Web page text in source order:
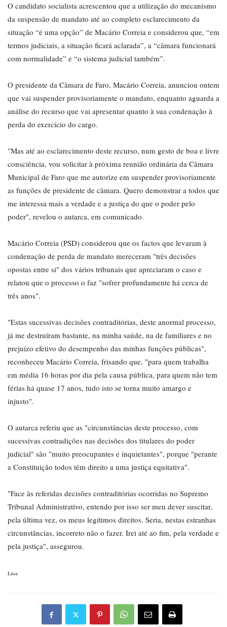
O candidato socialista acrescentou que a utilização do mecanismo
da suspensão de mandato até ao completo esclarecimento da
situação “é uma opção” de Macário Correia e considerou que, “em
termos judiciais, a situação ficará aclarada”, a “câmara funcionará
com normalidade” e “o sistema judicial também”.
O presidente da Câmara de Faro, Macário Correia, anunciou ontem
que vai suspender provisoriamente o mandato, enquanto aguarda a
análise do recurso que vai apresentar quanto à sua condenação à
perda do exercício do cargo.
"Mas até ao esclarecimento deste recurso, num gesto de boa e livre
consciência, vou solicitar à próxima reunião ordinária da Câmara
Municipal de Faro que me autorize em suspender provisoriamente
as funções de presidente de câmara. Quero demonstrar a todos que
me interessa mais a verdade e a justiça do que o poder pelo
poder", revelou o autarca, em comunicado.
Macário Correia (PSD) considerou que os factos que levaram à
condenação de perda de mandato mereceram "três decisões
opostas entre si" dos vários tribunais que apreciaram o caso e
relatou que o processo o faz "sofrer profundamente há cerca de
três anos".
"Estas sucessivas decisões contraditórias, deste anormal processo,
já me destruíram bastante, na minha saúde, na de familiares e no
prejuízo efetivo do desempenho das minhas funções públicas",
reconheceu Macário Correia, frisando que, "para quem trabalha
em média 16 horas por dia pela causa pública, para quem não tem
férias há quase 17 anos, tudo isto se torna muito amargo e
injusto".
O autarca referiu que as "circunstâncias deste processo, com
sucessivas contradições nas decisões dos titulares do poder
judicial" são "muito preocupantes e inquietantes", porque "perante
a Constituição todos têm direito a uma justiça equitativa".
"Face às referidas decisões contraditórias ocorridas no Supremo
Tribunal Administrativo, entendo por isso ser meu dever suscitar,
pela última vez, os meus legítimos direitos. Seria, nestas estranhas
circunstâncias, incorreto não o fazer. Irei até ao fim, pela verdade e
pela justiça", assegurou.
Lusa